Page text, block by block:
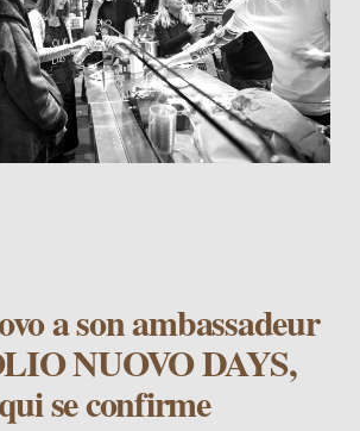
a son ambassadeur
NUOVO DAYS,
se confirme